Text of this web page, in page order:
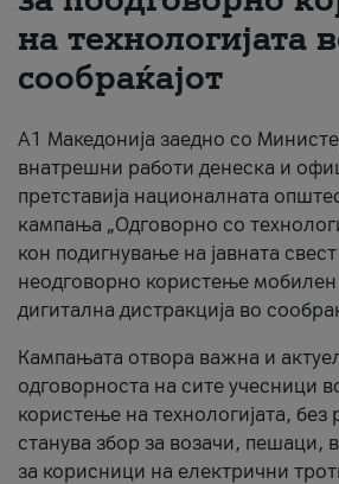
на технологијата
сообраќајот
A1 Македонија заедно со
внатрешни работи денеска и
претставија националната
кампања „Одговорно со
кон подигнување на јавната
неодговорно користење
дигитална дистракција во
Кампањата отвора важна и
одговорноста на сите учесници
користење на технологијата, без
станува збор за возачи, пешаци,
за корисници на електрични